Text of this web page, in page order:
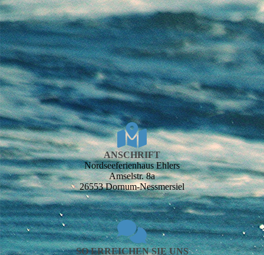
ANSCHRIFT
Nordsee­ferien­haus Ehlers
Amselstr. 8a
26553 Dornum-Nessmersiel
SO ERREICHEN SIE UNS